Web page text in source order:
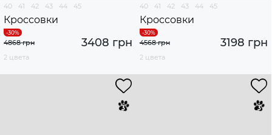
40 41 42 43 44 45
Кроссовки
3408 грн
4868 грн
2 цвета
40 41 42 43 44 45
Кроссовки
3198 грн
4568 грн
2 цвета